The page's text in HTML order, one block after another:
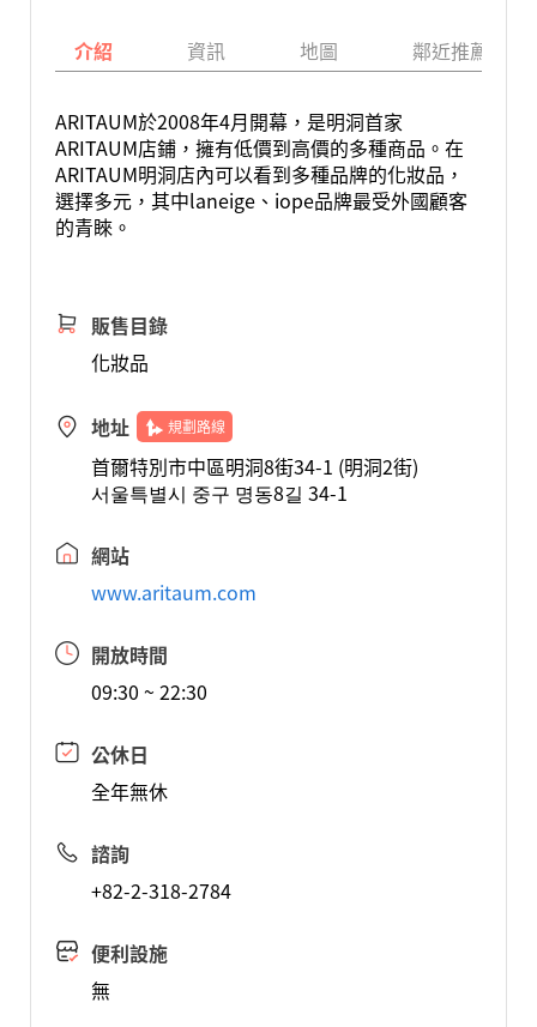
介紹 資訊 地圖 鄰近推薦景點
ARITAUM於2008年4月開幕，是明洞首家
ARITAUM店鋪，擁有低價到高價的多種商品。在
ARITAUM明洞店內可以看到多種品牌的化妝品，
選擇多元，其中laneige、iope品牌最受外國顧客
的青睞。
販售目錄
化妝品
地址 規劃路線
首爾特別市中區明洞8街34-1 (明洞2街)
서울특별시 중구 명동8길 34-1
網站
www.aritaum.com
開放時間
09:30 ~ 22:30
公休日
全年無休
諮詢
+82-2-318-2784
便利設施
無